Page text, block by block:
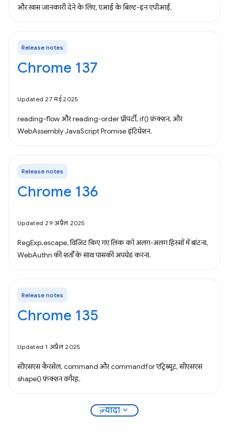
और खास जानकारी देने के लिए, एआई के बिल्ट-इन एपीआई.
Release notes
Chrome 137
Updated 27 मई 2025
reading-flow और reading-order प्रॉपर्टी, if() फ़ंक्शन, और
WebAssembly JavaScript Promise इंटिग्रेशन.
Release notes
Chrome 136
Updated 29 अप्रैल 2025
RegExp.escape, विज़िट किए गए लिंक को अलग-अलग हिस्सों में बांटना,
WebAuthn की शर्तों के साथ पासकी अपग्रेड करना.
Release notes
Chrome 135
Updated 1 अप्रैल 2025
सीएसएस कैरसेल, command और commandfor एट्रिब्यूट, सीएसएस
shape() फ़ंक्शन वगैरह.
ज़्यादा expand_more